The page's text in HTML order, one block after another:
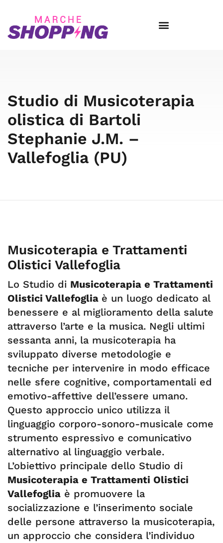
Studio di Musicoterapia
olistica di Bartoli
Stephanie J.M. –
Vallefoglia (PU)
Musicoterapia e Trattamenti
Olistici Vallefoglia
Lo Studio di Musicoterapia e Trattamenti
Olistici Vallefoglia è un luogo dedicato al
benessere e al miglioramento della salute
attraverso l’arte e la musica. Negli ultimi
sessanta anni, la musicoterapia ha
sviluppato diverse metodologie e
tecniche per intervenire in modo efficace
nelle sfere cognitive, comportamentali ed
emotivo-affettive dell’essere umano.
Questo approccio unico utilizza il
linguaggio corporo-sonoro-musicale come
strumento espressivo e comunicativo
alternativo al linguaggio verbale.
L’obiettivo principale dello Studio di
Musicoterapia e Trattamenti Olistici
Vallefoglia è promuovere la
socializzazione e l’inserimento sociale
delle persone attraverso la musicoterapia,
un approccio che considera l’individuo